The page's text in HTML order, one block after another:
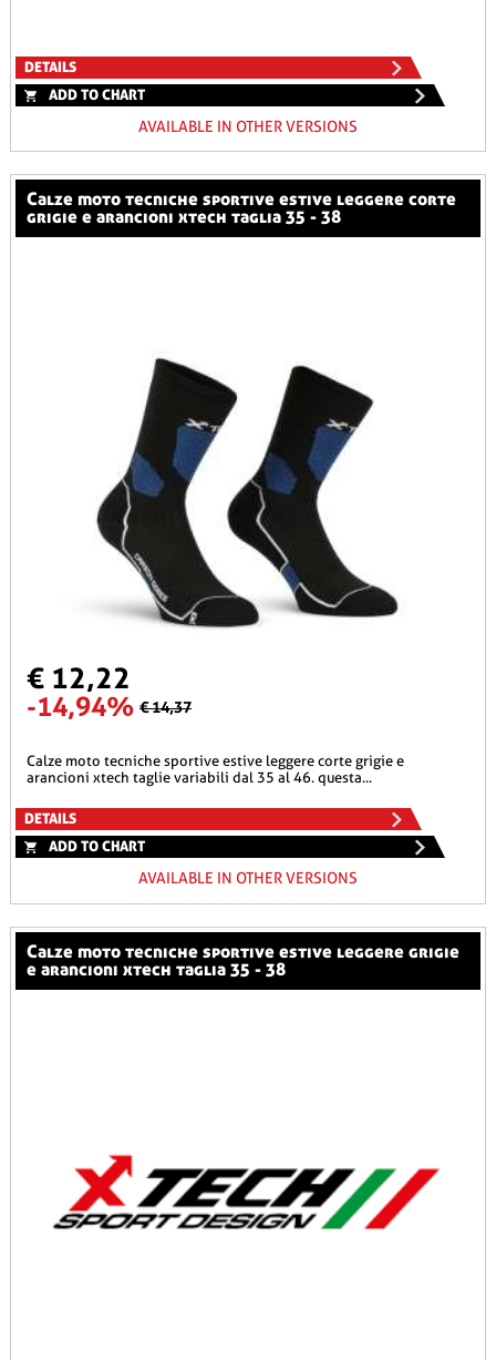
DETAILS
ADD TO CHART
AVAILABLE IN OTHER VERSIONS
calze moto tecniche sportive estive leggere corte
grigie e arancioni xtech taglia 35 - 38
€ 12,22
-14,94% € 14,37
calze moto tecniche sportive estive leggere corte grigie e
arancioni xtech taglie variabili dal 35 al 46. questa...
DETAILS
ADD TO CHART
AVAILABLE IN OTHER VERSIONS
calze moto tecniche sportive estive leggere grigie
e arancioni xtech taglia 35 - 38